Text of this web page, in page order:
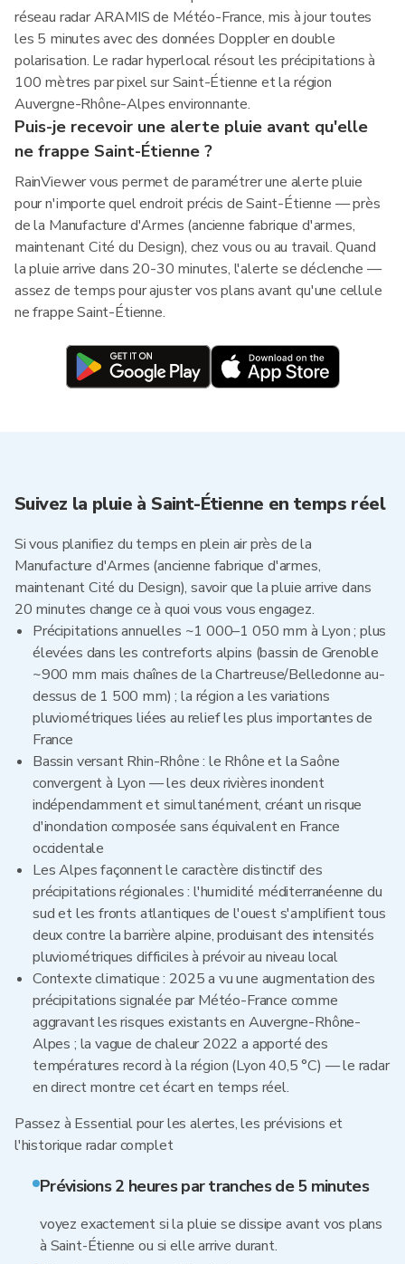
réseau radar ARAMIS de Météo-France, mis à jour toutes
les 5 minutes avec des données Doppler en double
polarisation. Le radar hyperlocal résout les précipitations à
100 mètres par pixel sur Saint-Étienne et la région
Auvergne-Rhône-Alpes environnante.
Puis-je recevoir une alerte pluie avant qu'elle
ne frappe Saint-Étienne ?
RainViewer vous permet de paramétrer une alerte pluie
pour n'importe quel endroit précis de Saint-Étienne — près
de la Manufacture d'Armes (ancienne fabrique d'armes,
maintenant Cité du Design), chez vous ou au travail. Quand
la pluie arrive dans 20-30 minutes, l'alerte se déclenche —
assez de temps pour ajuster vos plans avant qu'une cellule
ne frappe Saint-Étienne.
Suivez la pluie à Saint-Étienne en temps réel
Si vous planifiez du temps en plein air près de la
Manufacture d'Armes (ancienne fabrique d'armes,
maintenant Cité du Design), savoir que la pluie arrive dans
20 minutes change ce à quoi vous vous engagez.
Précipitations annuelles ~1 000–1 050 mm à Lyon ; plus
élevées dans les contreforts alpins (bassin de Grenoble
~900 mm mais chaînes de la Chartreuse/Belledonne au-
dessus de 1 500 mm) ; la région a les variations
pluviométriques liées au relief les plus importantes de
France
Bassin versant Rhin-Rhône : le Rhône et la Saône
convergent à Lyon — les deux rivières inondent
indépendamment et simultanément, créant un risque
d'inondation composée sans équivalent en France
occidentale
Les Alpes façonnent le caractère distinctif des
précipitations régionales : l'humidité méditerranéenne du
sud et les fronts atlantiques de l'ouest s'amplifient tous
deux contre la barrière alpine, produisant des intensités
pluviométriques difficiles à prévoir au niveau local
Contexte climatique : 2025 a vu une augmentation des
précipitations signalée par Météo-France comme
aggravant les risques existants en Auvergne-Rhône-
Alpes ; la vague de chaleur 2022 a apporté des
températures record à la région (Lyon 40,5 °C) — le radar
en direct montre cet écart en temps réel.
Passez à Essential pour les alertes, les prévisions et
l'historique radar complet
Prévisions 2 heures par tranches de 5 minutes
voyez exactement si la pluie se dissipe avant vos plans
à Saint-Étienne ou si elle arrive durant.